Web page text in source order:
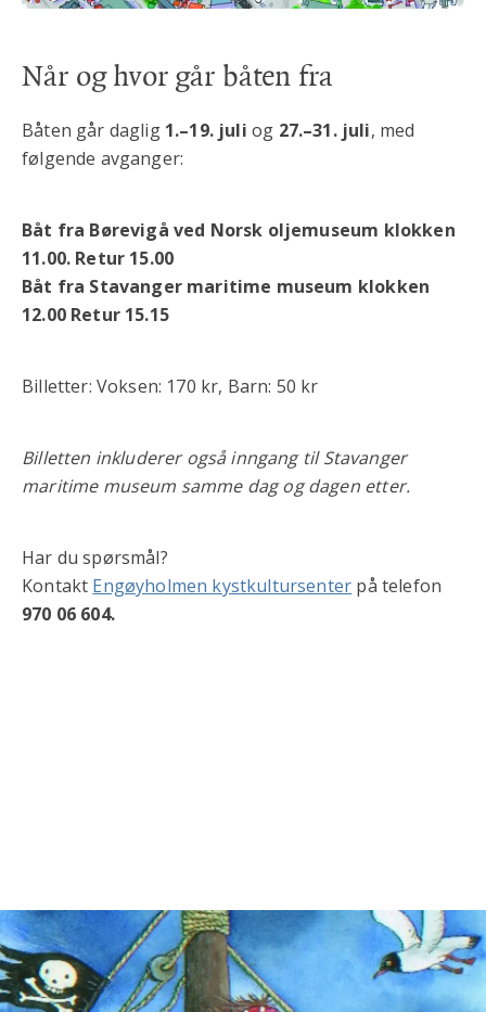
Når og hvor går båten fra
Båten går daglig1.–19. juli og 27.–31. juli, med
følgende avganger:
Båt fra Børevigå ved Norsk oljemuseum klokken
11.00. Retur 15.00
Båt fra Stavanger maritime museum klokken
12.00 Retur 15.15
Billetter: Voksen: 170 kr, Barn: 50 kr
Billetten inkluderer også inngang til Stavanger
maritime museum samme dag og dagen etter.
Har du spørsmål?
Kontakt Engøyholmen kystkultursenter på telefon
970 06 604.